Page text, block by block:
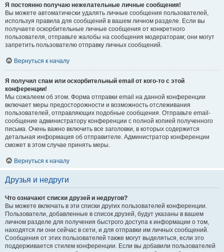
Я постоянно получаю нежелательные личные сообщения!
Вы можете автоматически удалять личные сообщения пользователей,
используя правила для сообщений в вашем личном разделе. Если вы
получаете оскорбительные личные сообщения от конкретного
пользователя, отправьте жалобы на сообщения модераторам; они могут
запретить пользователю отправку личных сообщений.
Вернуться к началу
Я получил спам или оскорбительный email от кого-то с этой
конференции!
Мы сожалеем об этом. Форма отправки email на данной конференции
включает меры предосторожности и возможность отслеживания
пользователей, отправляющих подобные сообщения. Отправьте email-
сообщение администратору конференции с полной копией полученного
письма. Очень важно включить все заголовки, в которых содержится
детальная информация об отправителе. Администратор конференции
сможет в этом случае принять меры.
Вернуться к началу
Друзья и недруги
Что означают списки друзей и недругов?
Вы можете включать в эти списки других пользователей конференции.
Пользователи, добавленные в список друзей, будут указаны в вашем
личном разделе для получения быстрого доступа к информации о том,
находятся ли они сейчас в сети, и для отправки им личных сообщений.
Сообщения от этих пользователей также могут выделяться, если это
поддерживается стилем конференции. Если вы добавили пользователей